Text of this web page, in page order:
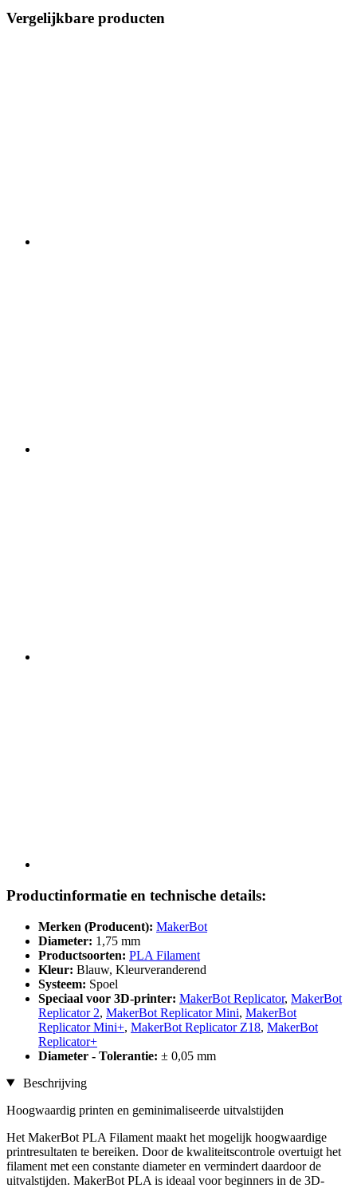
Vergelijkbare producten
Productinformatie en technische details:
Merken (Producent): MakerBot
Diameter: 1,75 mm
Productsoorten: PLA Filament
Kleur: Blauw, Kleurveranderend
Systeem: Spoel
Speciaal voor 3D-printer: MakerBot Replicator, MakerBot
Replicator 2, MakerBot Replicator Mini, MakerBot
Replicator Mini+, MakerBot Replicator Z18, MakerBot
Replicator+
Diameter - Tolerantie: ± 0,05 mm
Beschrijving
Hoogwaardig printen en geminimaliseerde uitvalstijden
Het MakerBot PLA Filament maakt het mogelijk hoogwaardige
printresultaten te bereiken. Door de kwaliteitscontrole overtuigt het
filament met een constante diameter en vermindert daardoor de
uitvalstijden. MakerBot PLA is ideaal voor beginners in de 3D-